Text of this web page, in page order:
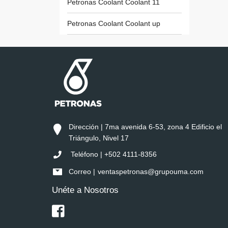
Petronas Coolant Coolant 11
Petronas Coolant Coolant up
Dirección | 7ma avenida 6-53, zona 4 Edificio el
Triángulo, Nivel 17
Teléfono | +502 4111-8356
Correo | ventaspetronas@grupouma.com
Unéte a Nosotros